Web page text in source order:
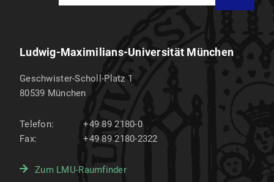
Ludwig-Maximilians-Universität München
Geschwister-Scholl-Platz 1
80539 München
Telefon:
+49 89 2180-0
Fax:
+49 89 2180-2322
Zum LMU-Raumfinder